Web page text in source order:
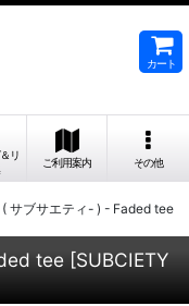
カート
リ
ご利用案内 その他
サブサエティ- ) - Faded tee
tee [SUBCIETY